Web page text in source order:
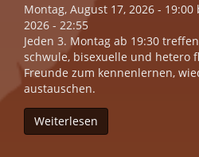
Montag, August 17, 2026 - 19:00
2026 - 22:55
Jeden 3. Montag ab 19:30
schwule, bisexuelle und hetero
Freunde zum kennenlernen,
austauschen.
Weiterlesen